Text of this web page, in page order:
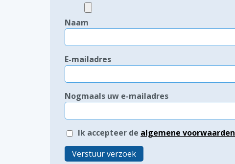
Naam
E-mailadres
Nogmaals uw e-mailadres
Ik accepteer de algemene voorwaarden
Verstuur verzoek